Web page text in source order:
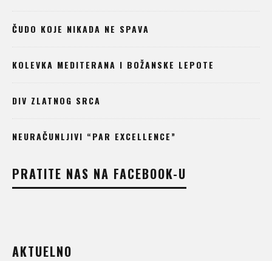
ČUDO KOJE NIKADA NE SPAVA
KOLEVKA MEDITERANA I BOŽANSKE LEPOTE
DIV ZLATNOG SRCA
NEURAČUNLJIVI “PAR EXCELLENCE”
PRATITE NAS NA FACEBOOK-U
AKTUELNO